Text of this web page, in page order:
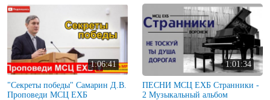
1:06:41
"Секреты победы" Самарин Д.В.
Проповеди МСЦ ЕХБ
1:01:34
ПЕСНИ МСЦ ЕХБ Странники -
2 Музыкальный альбом